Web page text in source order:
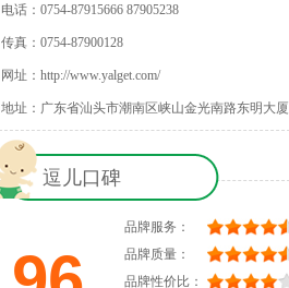
电话：0754-87915666 87905238
传真：0754-87900128
网址： http://www.yalget.com/
地址：广东省汕头市潮南区峡山金光南路东明大厦
逗儿口碑
品牌服务：
品牌质量：
品牌性价比：